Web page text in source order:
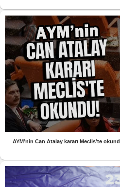
AYM’nin Can Atalay kararı Meclis’te